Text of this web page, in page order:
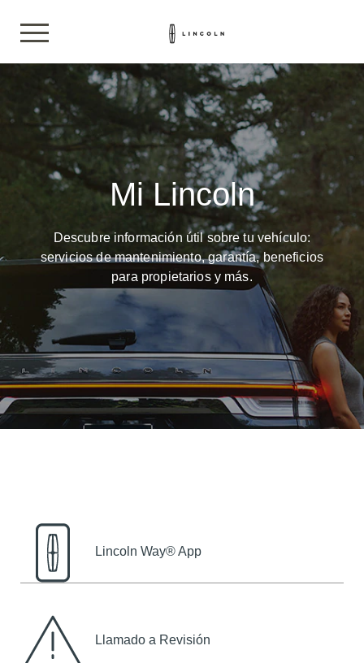
Mi Lincoln
Descubre información útil sobre tu vehículo:
servicios de mantenimiento, garantía, beneficios
para propietarios y más.
Lincoln Way® App
Llamado a Revisión